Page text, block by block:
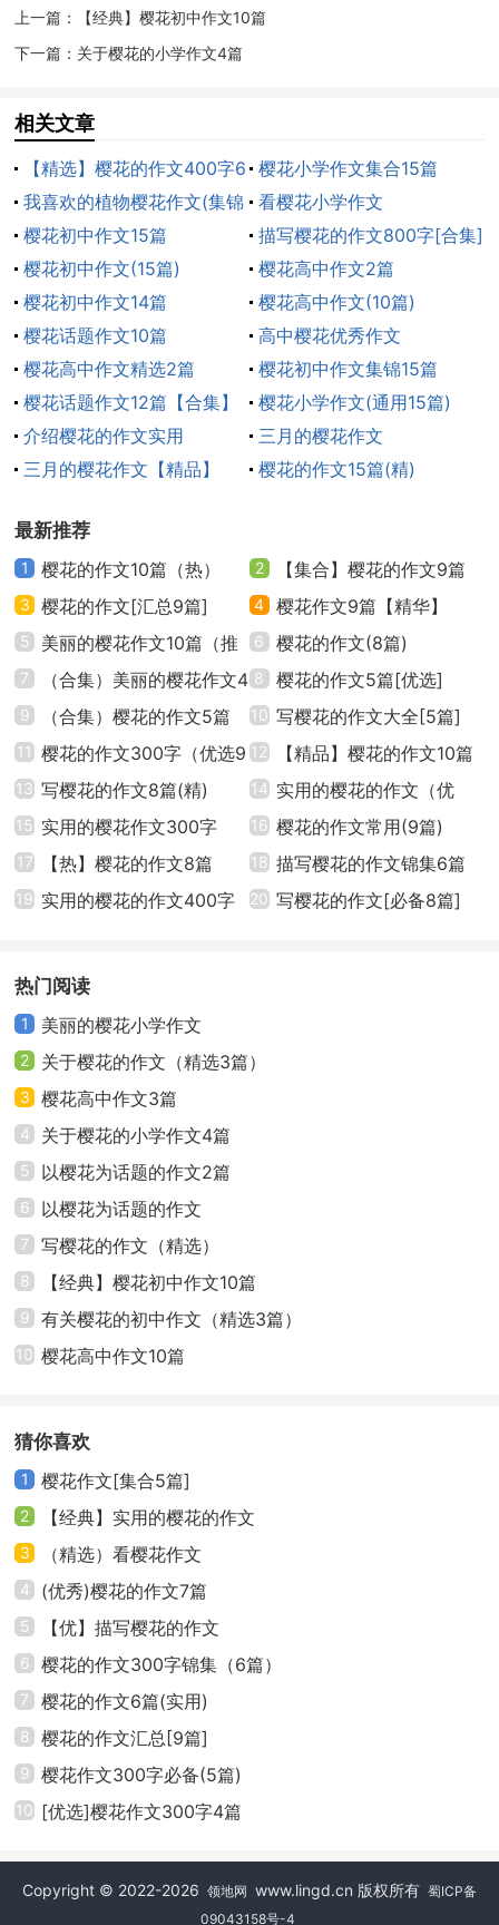
物，化作春泥更护花”。樱花走过绽放的芬芳，又迎来缤
纷的飘落，在这样的短暂中，她把自己所有的美丽奉献
给了爱她的人，也献给了来年的春天。
樱花在盛开的时，是那样的美，凋落时又是那样的
清纯高洁和果断决绝的壮烈。使人不由得产生了难以言
说的不舍、留恋和钦佩。
那种粉色朦胧的幻想，那种芳菲落尽的凄婉和无
奈，不正是赏花人所求的致美之境！
闲看落花静听雨。花开花落如同人生的潮起潮落，
实每一天，珍惜每一天！
樱花高中作文2
人间趣，唯有樱花让人难忘，只因它有着独特的雅
趣。
那天下午，阳光还是那么灿烂，在轻柔的窗帘边，
合上《安德的影子》不禁思绪万千。我提起小篮子，就
出门去拜访我的老朋友樱花树去了。
那是一棵离我家最近的樱花树，一路上，它的花瓣
一直伴随着我，像漫天飞雪的小精灵，如同冬日里在空
中飘飞的雪花。不一会儿，地上就铺满了厚厚的一层绒
转，在天空中徘徊，最终，还是摆脱不了命运的安排，
轻轻柔柔地飘落在草丛中，化作了绿茵中镶着的'白玉。
樱花雪月，落樱缤纷转眼间，我就到了这棵樱花树
下，那一树火树银花，在阳光的照耀下，绽放出一个个
缤纷的笑脸，真是别有一番风趣呀！
四月份，是樱花的旺季，那满树的樱花，一团团，
一簇簇。淡粉、深粉、乳白花枝招展地开在枝头，令人
目不暇接，美不胜收。我爱它的外表，更爱它的心灵，
它高冷，又活泼，它盛开得如火如荼，开的是那么完
美。它代表着春天，带给天空，大自然美丽，它既温
处。
闻，只有清鲜空气的味道，带着一丝丝甜味。冷漠又大
方，高雅又和蔼，花蕊是惊艳的紫红丝，花瓣是多色
的。它们从那里伸出来。瓣的根部是奶茶粉，花瓣中间
是白色的，花瓣的边缘是偏蓝的冷色调，让一朵花看起
来像五颗珍珠一样的耀眼。它们一簇簇开在枝头，夺人
眼球。有的是全开的，有的是开了一半的，还有几朵羞
滴滴地一直不敢露脸，让人觉得有一种妙趣横生之感。
“樱花千万枝，照耀如雪天，王孙宴其下，隔水凝神
仙。”樱花，它让人痴迷，让人沉醉，这就是它神秘的趣
味。
上一篇：
【经典】樱花初中作文10篇
下一篇： 关于樱花的小学作文4篇
相关文章
【精选】樱花的作文400字6
篇
樱花小学作文集合15篇
我喜欢的植物樱花作文(集锦
7篇)
看樱花小学作文
樱花初中作文15篇
描写樱花的作文800字[合集]
樱花初中作文(15篇)
樱花高中作文2篇
樱花初中作文14篇
樱花高中作文(10篇)
樱花话题作文10篇
高中樱花优秀作文
樱花高中作文精选2篇
樱花初中作文集锦15篇
樱花话题作文12篇【合集】
樱花小学作文(通用15篇)
介绍樱花的作文实用
三月的樱花作文
三月的樱花作文【精品】
樱花的作文15篇(精)
最新推荐
1 樱花的作文10篇（热） 2 【集合】樱花的作文9篇
3 樱花的作文[汇总9篇] 4 樱花作文9篇【精华】
5
美丽的樱花作文10篇（推
荐）
6 樱花的作文(8篇)
7
（合集）美丽的樱花作文4
篇
8 樱花的作文5篇[优选]
9 （合集）樱花的作文5篇 10 写樱花的作文大全[5篇]
11
樱花的作文300字（优选9
篇）
12 【精品】樱花的作文10篇
13 写樱花的作文8篇(精) 14 实用的樱花的作文（优
秀）
15 实用的樱花作文300字
（经典3篇）
16 樱花的作文常用(9篇)
17 【热】樱花的作文8篇 18 描写樱花的作文锦集6篇
19 实用的樱花的作文400字
20 写樱花的作文[必备8篇]
热门阅读
1 美丽的樱花小学作文
2 关于樱花的作文（精选3篇）
3 樱花高中作文3篇
4 关于樱花的小学作文4篇
5 以樱花为话题的作文2篇
6 以樱花为话题的作文
7 写樱花的作文（精选）
8 【经典】樱花初中作文10篇
9 有关樱花的初中作文（精选3篇）
10 樱花高中作文10篇
猜你喜欢
1 樱花作文[集合5篇]
2 【经典】实用的樱花的作文
3 （精选）看樱花作文
4 (优秀)樱花的作文7篇
5 【优】描写樱花的作文
6 樱花的作文300字锦集（6篇）
7 樱花的作文6篇(实用)
8 樱花的作文汇总[9篇]
9 樱花作文300字必备(5篇)
10 [优选]樱花作文300字4篇
Copyright © 2022-2026 领地网 www.lingd.cn 版权所有 蜀ICP备
09043158号-4